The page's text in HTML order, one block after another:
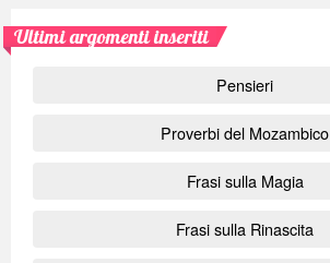
Ultimi argomenti inseriti
Pensieri
Proverbi del Mozambico
Frasi sulla Magia
Frasi sulla Rinascita